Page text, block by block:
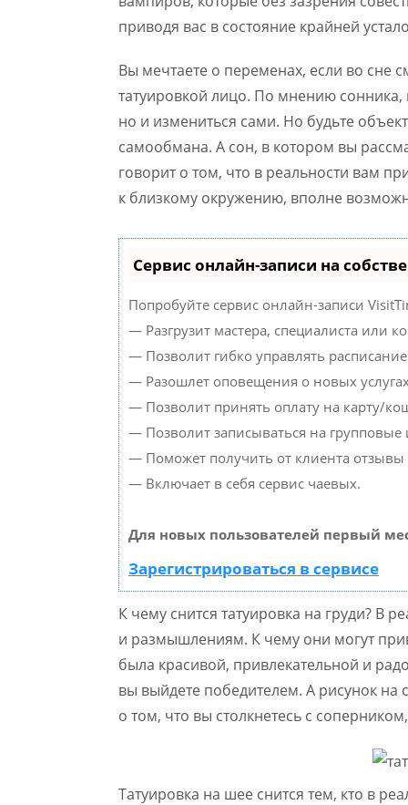
приводя вас в состояние крайней
Вы мечтаете о переменах, если во сне
татуировкой лицо. По мнению сонника,
но и измениться сами. Но будьте
самообмана. А сон, в котором вы
говорит о том, что в реальности вам
к близкому окружению, вполне
Сервис онлайн-записи на
Попробуйте сервис онлайн-записи
— Разгрузит мастера, специалиста или
— Позволит гибко управлять
— Разошлет оповещения о новых
— Позволит принять оплату на карту/
— Позволит записываться на
— Поможет получить от клиента отзывы
— Включает в себя сервис чаевых.
Для новых пользователей первый
Зарегистрироваться в сервисе
К чему снится татуировка на груди? В
и размышлениям. К чему они могут
была красивой, привлекательной и
вы выйдете победителем. А рисунок
о том, что вы столкнетесь с
Татуировка на шее снится тем, кто в